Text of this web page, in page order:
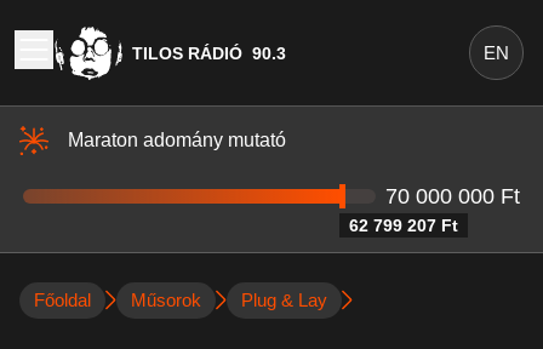
TILOS RÁDIÓ 90.3 EN
Maraton adomány mutató
62 799 207 Ft
70 000 000 Ft
Főoldal Műsorok Plug & Lay